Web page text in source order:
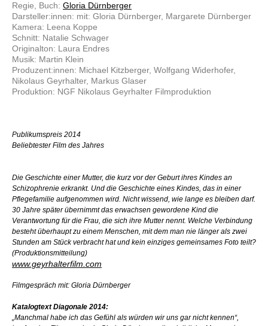
Regie, Buch: Gloria Dürnberger
Darsteller:innen: mit: Gloria Dürnberger, Margarete Dürnberger
Kamera: Leena Koppe
Schnitt: Natalie Schwager
Originalton: Laura Endres
Musik: Martin Klein
Produzent:innen: Michael Kitzberger, Wolfgang Widerhofer,
Nikolaus Geyrhalter, Markus Glaser
Produktion: NGF Nikolaus Geyrhalter Filmproduktion
Publikumspreis 2014
Beliebtester Film des Jahres
Die Geschichte einer Mutter, die kurz vor der Geburt ihres Kindes an
Schizophrenie erkrankt. Und die Geschichte eines Kindes, das in einer
Pflegefamilie aufgenommen wird. Nicht wissend, wie lange es bleiben darf.
30 Jahre später übernimmt das erwachsen gewordene Kind die
Verantwortung für die Frau, die sich ihre Mutter nennt. Welche Verbindung
besteht überhaupt zu einem Menschen, mit dem man nie länger als zwei
Stunden am Stück verbracht hat und kein einziges gemeinsames Foto teilt?
(Produktionsmitteilung)
www.geyrhalterfilm.com
Filmgespräch mit: Gloria Dürnberger
Katalogtext Diagonale 2014:
„Manchmal habe ich das Gefühl als würden wir uns gar nicht kennen“,